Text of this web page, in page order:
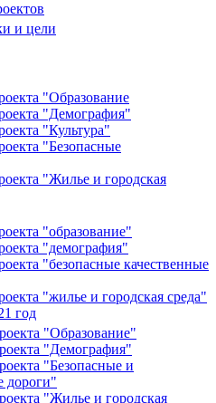
и цели
"Образование
"Демография"
"Культура"
"Безопасные
"Жилье и городская
"образование"
"демография"
"безопасные качественные
"жилье и городская среда"
год
"Образование"
"Демография"
"Безопасные и
дороги"
"Жилье и городская